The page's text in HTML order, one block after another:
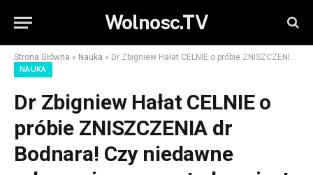
Wolnosc.TV
Strona Główna » Nauka » Dr Zbigniew Hałat CELNIE o próbie ZNISZCZENIA dr Bodnara! Czy niedawne uderzenie w amantadynę jest spowodowane tym, że szczepionka została zatwierdzona TYLKO POD WARUNKIEM BRAKU LEKU na covid? [WIDEO]
NAUKA
Dr Zbigniew Hałat CELNIE o
próbie ZNISZCZENIA dr
Bodnara! Czy niedawne